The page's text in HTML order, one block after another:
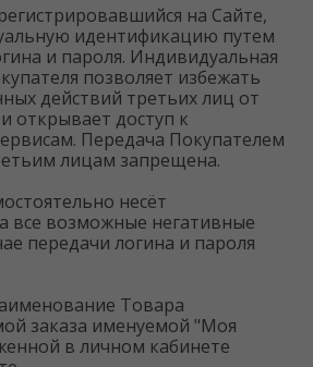
на Сайте,
идентификацию путем
и пароля. Индивидуальная
позволяет избежать
действий третьих лиц от
открывает доступ к
Передача Покупателем
лицам запрещена.
несёт
все возможные негативные
передачи логина и пароля
Товара
заказа именуемой "Моя
в личном кабинете